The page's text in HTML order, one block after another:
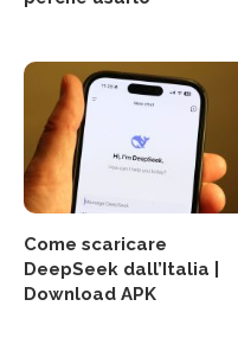
Come scaricare
DeepSeek dall’Italia |
Download APK